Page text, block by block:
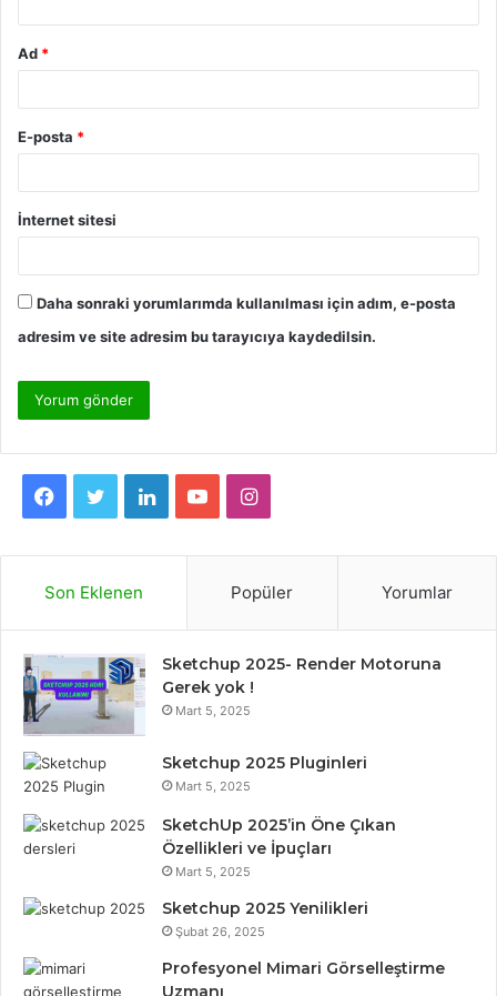
Ad *
E-posta *
İnternet sitesi
Daha sonraki yorumlarımda kullanılması için adım, e-posta
adresim ve site adresim bu tarayıcıya kaydedilsin.
c
e
b
o
o
i
t
t
e
r
L
k
e
d
T
u
b
e
I
s
t
a
r
m
Son Eklenen Popüler Yorumlar
Sketchup 2025- Render Motoruna
Gerek yok !
Mart 5, 2025
Sketchup 2025 Pluginleri
Mart 5, 2025
SketchUp 2025’in Öne Çıkan
Özellikleri ve İpuçları
Mart 5, 2025
Sketchup 2025 Yenilikleri
Şubat 26, 2025
Profesyonel Mimari Görselleştirme
Uzmanı